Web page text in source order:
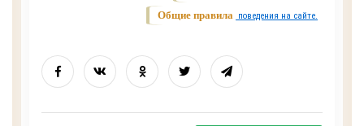
Общие правила поведения на сайте.